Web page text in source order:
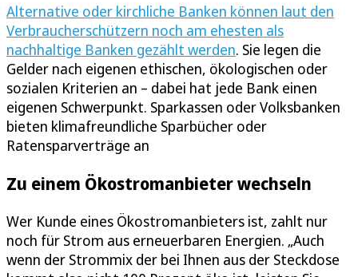
Alternative oder kirchliche Banken können laut den
Verbraucherschützern noch am ehesten als
nachhaltige Banken gezählt werden. Sie legen die
Gelder nach eigenen ethischen, ökologischen oder
sozialen Kriterien an – dabei hat jede Bank einen
eigenen Schwerpunkt. Sparkassen oder Volksbanken
bieten klimafreundliche Sparbücher oder
Ratensparverträge an
Zu einem Ökostromanbieter wechseln
Wer Kunde eines Ökostromanbieters ist, zahlt nur
noch für Strom aus erneuerbaren Energien. „Auch
wenn der Strommix der bei Ihnen aus der Steckdose